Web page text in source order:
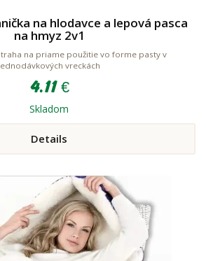
na hlodavce a lepová pasca
na hmyz 2v1
na priame použitie vo forme pasty v
vreckách
4.11 €
Skladom
Details